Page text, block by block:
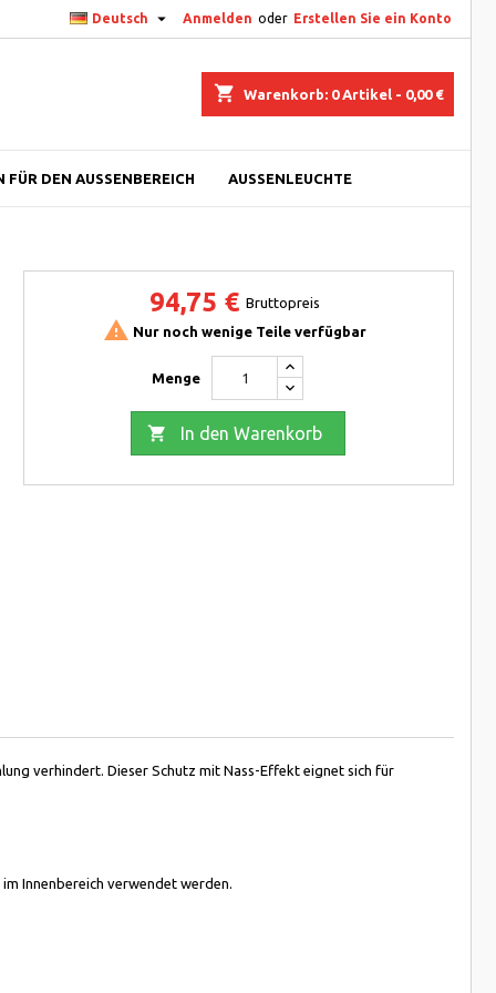
Anmelden oder Erstellen Sie ein Konto
Deutsch 
shopping_cart Warenkorb: 0Artikel - 0,00 €
FÜR DEN AUSSENBEREICH AUSSENLEUCHTE
94,75 € Bruttopreis
 Nur noch wenige Teile verfügbar
Menge
 In den Warenkorb
verhindert. Dieser Schutz mit Nass-Effekt eignet sich für
Innenbereich verwendet werden.